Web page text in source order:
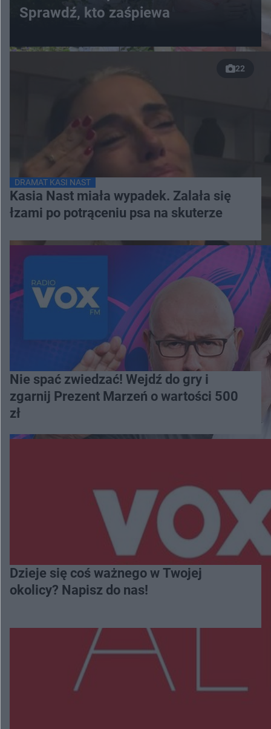
Sprawdź, kto zaśpiewa
22
DRAMAT KASI NAST
Kasia Nast miała wypadek. Zalała się
łzami po potrąceniu psa na skuterze
Nie spać zwiedzać! Wejdź do gry i
zgarnij Prezent Marzeń o wartości 500
zł
Dzieje się coś ważnego w Twojej
okolicy? Napisz do nas!
Więcej